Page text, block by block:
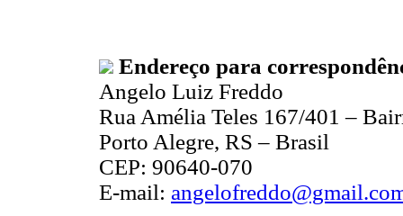
Endereço para
Angelo Luiz Freddo
Rua Amélia Teles 167/401 –
Porto Alegre, RS – Brasil
CEP: 90640-070
E-mail: